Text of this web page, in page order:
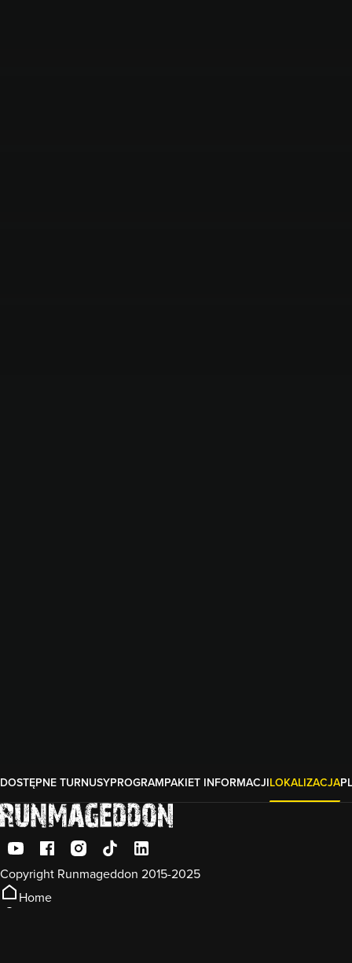
DOSTĘPNE TURNUSYPROGRAMPAKIET INFORMACJILOKALIZACJA
Copyright Runmageddon 2015-2025
Home